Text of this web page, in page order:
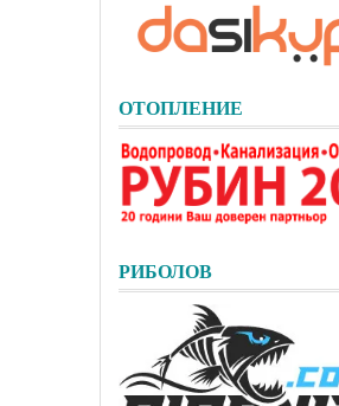
ОТОПЛЕНИЕ
РИБОЛОВ